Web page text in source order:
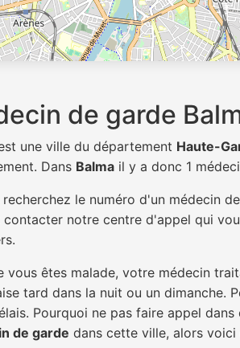
de garde
une ville du département Haute-
Dans Balma il y a donc 1
recherchez le numéro d'un médecin
contacter notre centre d'appel qui
vous êtes malade, votre médecin
tard dans la nuit ou un
Pourquoi ne pas faire appel
de garde dans cette ville, alors voici